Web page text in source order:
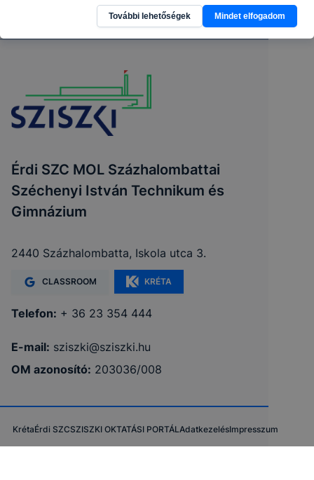
Érdi SZC MOL Százhalombattai
Széchenyi István Technikum és
Gimnázium
2440 Százhalombatta, Iskola utca 3.
CLASSROOM KRÉTA
Telefon: + 36 23 354 444
E-mail: sziszki@sziszki.hu
OM azonosító: 203036/008
KrétaÉrdi SZCSZISZKI OKTATÁSI PORTÁLAdatkezelésImpresszum
További lehetőségek Mindet elfogadom